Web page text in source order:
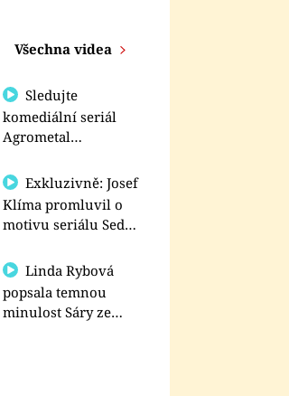
Všechna videa
Sledujte
komediální seriál
Agrometal
prima+
Exkluzivně: Josef
Klíma promluvil o
motivu seriálu Sedm
Linda Rybová
popsala temnou
minulost Sáry ze